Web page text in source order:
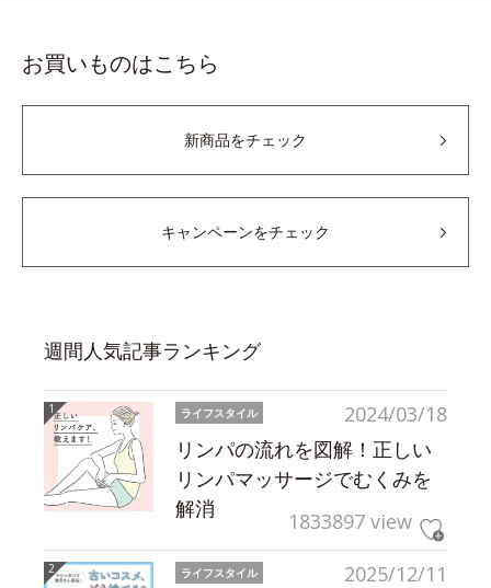
お買いものはこちら
新商品をチェック
キャンペーンをチェック
週間人気記事ランキング
2024/03/18
ライフスタイル
リンパの流れを図解！正しい
リンパマッサージでむくみを
解消
1833897 view
2025/12/11
ライフスタイル